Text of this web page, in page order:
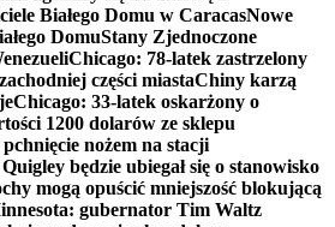
Białego Domu w CaracasNowe
DomuStany Zjednoczone
Chicago: 78-latek zastrzelony
części miastaChiny karzą
Chicago: 33-latek oskarżony o
1200 dolarów ze sklepu
nożem na stacji
będzie ubiegał się o stanowisko
mogą opuścić mniejszość blokującą
gubernator Tim Waltz